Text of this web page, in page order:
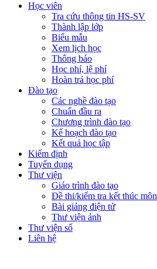
Học viên
Tra cứu thông tin HS-SV
Thành lập lớp
Biểu mẫu
Xem lịch học
Thông báo
Học phí, lệ phí
Hoàn trả học phí
Đào tạo
Các nghề đào tạo
Chuẩn đầu ra
Chương trình đào tạo
Kế hoạch đào tạo
Kết quả học tập
Kiểm định
Tuyển dụng
Thư viện
Giáo trình đào tạo
Đề thi/kiểm tra kết thúc môn
Bài giảng điện tử
Thư viện ảnh
Thư viện số
Liên hệ